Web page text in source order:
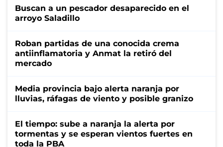
Buscan a un pescador desaparecido en el
arroyo Saladillo
Roban partidas de una conocida crema
antiinflamatoria y Anmat la retiró del
mercado
Media provincia bajo alerta naranja por
lluvias, ráfagas de viento y posible granizo
El tiempo: sube a naranja la alerta por
tormentas y se esperan vientos fuertes en
toda la PBA